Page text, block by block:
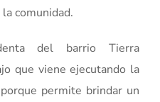
comunidad.
del barrio Tierra
que viene ejecutando la
permite brindar un